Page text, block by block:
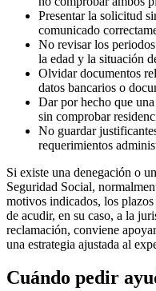
Presentar la solicitud
comunicado
No revisar los
la edad y la situación
Olvidar documentos
datos bancarios o
Dar por hecho que
sin comprobar
No guardar
requerimientos
Si existe una denegación o
Seguridad Social,
motivos indicados, los
de acudir, en su caso, a la
reclamación, conviene
una estrategia ajustada al
Cuándo pedir